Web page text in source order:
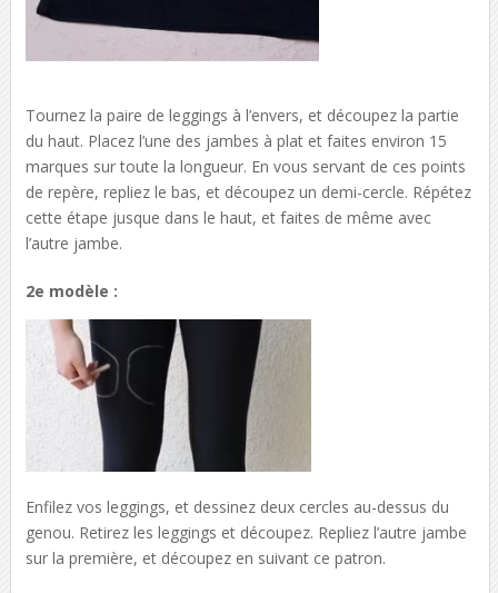
Tournez la paire de leggings à l’envers, et découpez la partie
du haut. Placez l’une des jambes à plat et faites environ 15
marques sur toute la longueur. En vous servant de ces points
de repère, repliez le bas, et découpez un demi-cercle. Répétez
cette étape jusque dans le haut, et faites de même avec
l’autre jambe.
2e modèle :
Enfilez vos leggings, et dessinez deux cercles au-dessus du
genou. Retirez les leggings et découpez. Repliez l’autre jambe
sur la première, et découpez en suivant ce patron.